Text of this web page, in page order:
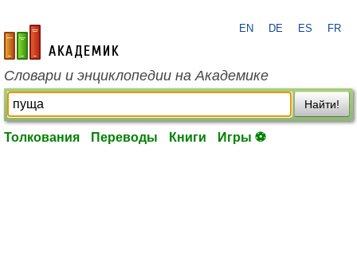
academic.ru
EN DE ES FR
Словари и энциклопедии на Академике
Найти!
Толкования Переводы Книги Игры ⚽